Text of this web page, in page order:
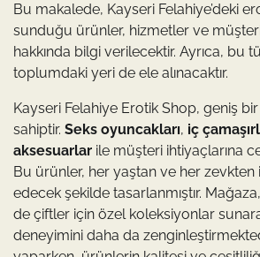
Bu makalede, Kayseri Felahiye’deki
sunduğu ürünler, hizmetler ve
hakkında bilgi verilecektir. Ayrıca, bu
toplumdaki yeri de ele alınacaktır.
Kayseri Felahiye Erotik Shop, geniş
sahiptir. Seks oyuncakları, iç
aksesuarlar ile müşteri ihtiyaçlarına
Bu ürünler, her yaştan ve her zevkten
edecek şekilde tasarlanmıştır.
de çiftler için özel koleksiyonlar
deneyimini daha da